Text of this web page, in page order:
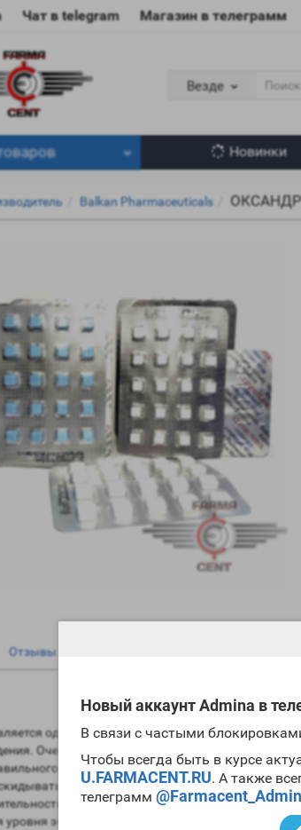
Новый аккаунт Admina в
В связи с частыми
Чтобы всегда быть в курсе
U.FARMACENT.RU. А также
телеграмм @Farmacent_Admin
Чат в telegram Магазин в телеграмм
Везде
Новинки
Balkan Pharmaceuticals
Отзывы
одним из лучших стероидов для сушки и
Очень важно, что данная схема подходит
питания и подключения кардио
вес тоже нужно планомерно не
рекомендуемого курса, то побочных
уровня эндогенного тестостерона. Следует